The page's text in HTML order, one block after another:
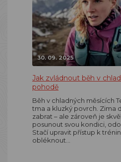
30. 09. 2025
Jak zvládnout běh v
pohodě
Běh v chladných měsících
tma a kluzký povrch. Zima
zabrat – ale zároveň je
posunout svou kondici,
Stačí upravit přístup k
obléknout…